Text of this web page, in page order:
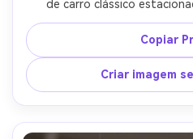
de carro clássico
molhado, céu índigo profundo
cor cinematográfica
condensada ousada para
gráfica inspirada nos anos
de impressão, layout limpo
85mm, profundidade
Copiar
Criar imagem